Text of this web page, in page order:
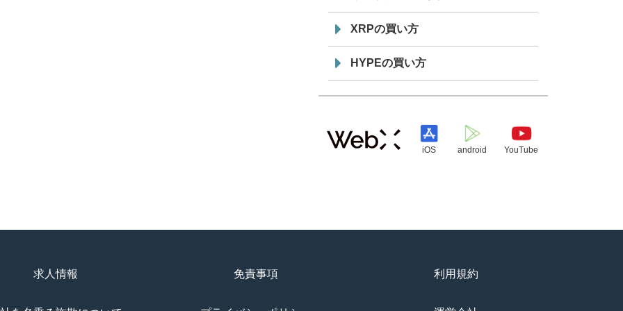
XRPの買い方
HYPEの買い方
iOS android YouTube
求人情報 免責事項 利用規約